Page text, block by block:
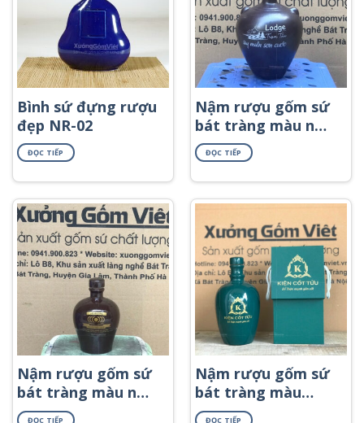
Bình sứ đựng rượu
đẹp NR-02
ĐỌC TIẾP
Nậm rượu gốm sứ
bát tràng màu nâu
có tai không tráng
men in logo NR-49
ĐỌC TIẾP
Nậm rượu gốm sứ
bát tràng màu nâu
dáng lùn in logo
ĐỌC TIẾP
Nậm rượu gốm sứ
bát tràng màu
xanh ngọc bích in
ĐỌC TIẾP